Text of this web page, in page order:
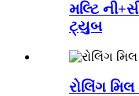
મલ્ટિ
ટ્યુબ
રોલિંગ મિલ